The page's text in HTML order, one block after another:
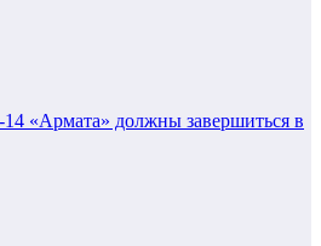
«Армата» должны завершиться в